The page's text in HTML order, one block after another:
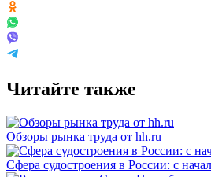
Читайте также
Обзоры рынка труда от hh.ru
Сфера судостроения в России: с